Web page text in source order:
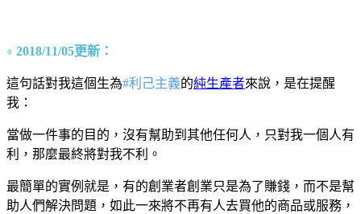
♦ 2018/11/05更新：
這句話對我這個生為#利己主義的純生產者來說，是在提醒
我：
當做一件事的目的，沒有幫助到其他任何人，只對我一個人有
利，那麼最終將對我不利。
最簡單的實例就是，有的創業者創業只是為了賺錢，而不是幫
助人們解決問題，如此一來將不再有人去買他的商品或服務，